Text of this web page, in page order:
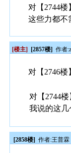
对【2744楼
这些力都不
[楼主] [2857楼] 作者:
对【2746楼
对【2744楼
我说的这几
[2858楼] 作者:王普霖